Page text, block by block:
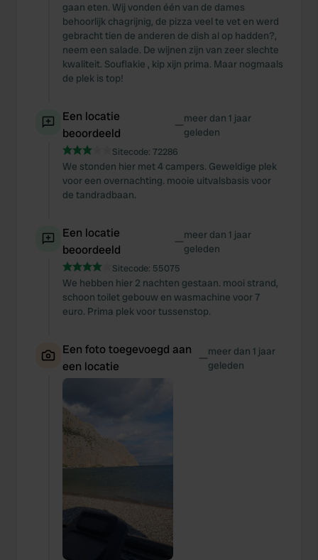
gaan eten. Wij vonden één van de dames
behoorlijk chagrijnig, de pizza veel te vet en werd
gebracht tien de anderen de dish al op hadden?,
neem een salade. De wijnen zijn van zeer slechte
kwaliteit. Souflakie , kip xijn prima. Maar nogmaals
de plek is top!
Een locatie
beoordeeld
—meer dan 1 jaar
geleden
Sitecode: 72286
We stonden hier met 4 campers. Geweldige plek
voor een overnachting. mooie uitvalsbasis voor
de tandradbaan.
Een locatie
beoordeeld
—meer dan 1 jaar
geleden
Sitecode: 55075
We hebben hier 2 nachten gestaan. mooi strand,
schoon toilet gebouw en wasmachine voor 7
euro. Prima plek voor tussenstop.
Een foto toegevoegd aan
een locatie
—meer dan 1 jaar
geleden